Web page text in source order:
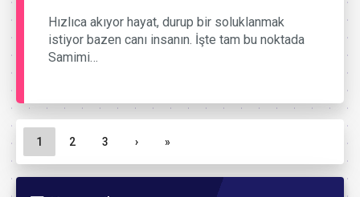
Hızlıca akıyor hayat, durup bir soluklanmak
istiyor bazen canı insanın. İşte tam bu noktada
Samimi…
Sayfa gezinme
Geçerli Sayfa
1 Sayfa
2 Sayfa
3 › »